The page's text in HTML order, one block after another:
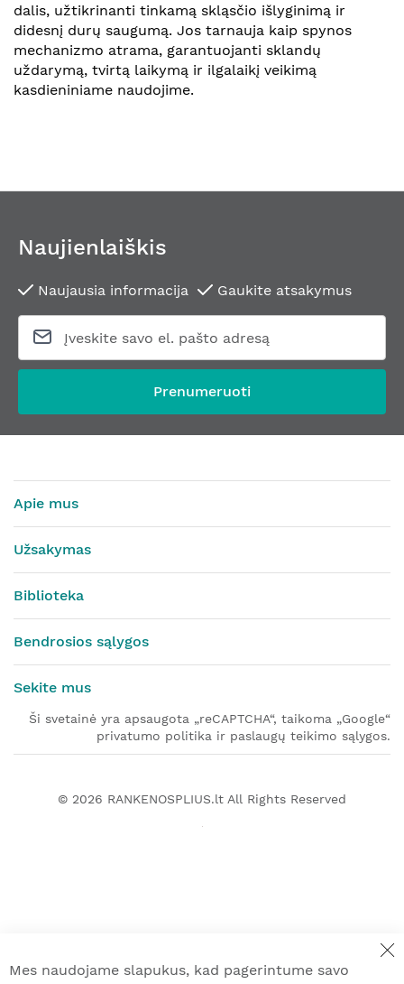
dalis, užtikrinanti tinkamą skląsčio išlyginimą ir
didesnį durų saugumą. Jos tarnauja kaip spynos
mechanizmo atrama, garantuojanti sklandų
uždarymą, tvirtą laikymą ir ilgalaikį veikimą
kasdieniniame naudojime.
Naujienlaiškis
Naujausia informacija Gaukite atsakymus
Prenumeruoti
Apie mus
Užsakymas
Biblioteka
Bendrosios sąlygos
Sekite mus
Ši svetainė yra apsaugota „reCAPTCHA“, taikoma „Google“
privatumo politika ir paslaugų teikimo sąlygos.
© 2026 RANKENOSPLIUS.lt All Rights Reserved
Mes naudojame slapukus, kad pagerintume savo